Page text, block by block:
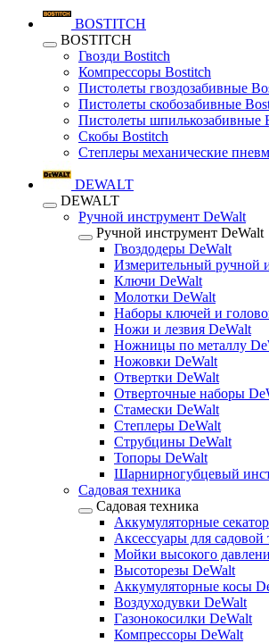
BOSTITCH
BOSTITCH
Гвозди Bostitch
Компрессоры Bostitch
Пистолеты гвоздозабивные
Пистолеты скобозабивные
Пистолеты шпилькозабивные
Скобы Bostitch
Степлеры механические
DEWALT
DEWALT
Ручной инструмент DeWalt
Ручной инструмент DeWalt
Гвоздодеры DeWalt
Измерительный ручной
Ключи DeWalt
Молотки DeWalt
Наборы ключей и
Ножи и лезвия DeWalt
Ножницы по металлу
Ножовки DeWalt
Отвертки DeWalt
Отверточные наборы
Стамески DeWalt
Степлеры DeWalt
Струбцины DeWalt
Топоры DeWalt
Шарнирногубцевый
Садовая техника
Садовая техника
Аккумуляторные
Аксессуары для
Мойки высокого
Высоторезы DeWalt
Аккумуляторные косы
Воздуходувки DeWalt
Газонокосилки DeWalt
Компрессоры DeWalt